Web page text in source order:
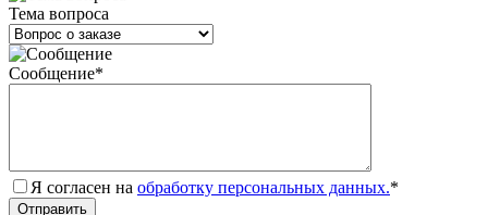
Тема вопроса
Сообщение*
Я согласен на обработку персональных данных.*